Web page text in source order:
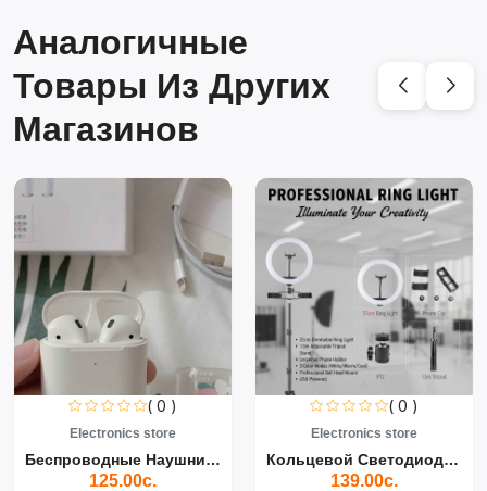
Аналогичные
Товары Из Других
Магазинов
( 0 )
Electronics store
Беспроводные Наушники Air...
125.00с.
( 0 )
Electronics store
Кольцевой Светодиодный Св...
139.00с.